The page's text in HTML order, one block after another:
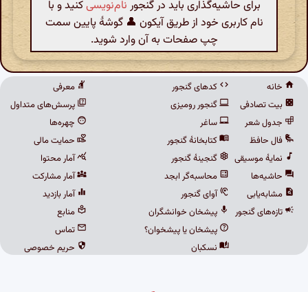
برای حاشیه‌گذاری باید در گنجور نام‌نویسیکنید و با
نام کاربری خود از طریق آیکون 👤 گوشهٔ پایین سمت
چپ صفحات به آن وارد شوید.
خانه
بیت تصادفی
جدول شعر
فال حافظ
نمایهٔ موسیقی
حاشیه‌ها
مشابه‌یابی
تازه‌های گنجور
کدهای گنجور
گنجور رومیزی
ساغر
کتابخانهٔ گنجور
گنجینهٔ گنجور
محاسبه‌گر ابجد
آوای گنجور
پیشخان خوانشگران
پیشخان یا پیشخوان؟
نسکبان
معرفی
پرسش‌های متداول
چهره‌ها
حمایت مالی
آمار محتوا
آمار مشارکت
آمار بازدید
منابع
تماس
حریم خصوصی